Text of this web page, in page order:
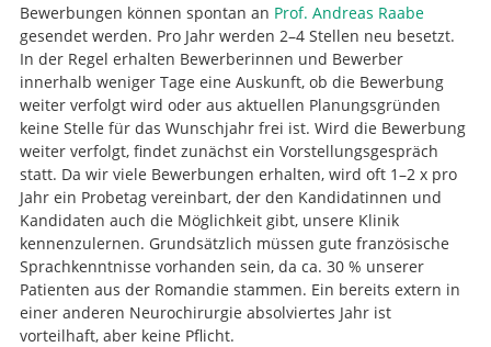
Bewerbungen können spontan an Prof. Andreas Raabe
gesendet werden. Pro Jahr werden 2–4 Stellen neu besetzt.
In der Regel erhalten Bewerberinnen und Bewerber
innerhalb weniger Tage eine Auskunft, ob die Bewerbung
weiter verfolgt wird oder aus aktuellen Planungsgründen
keine Stelle für das Wunschjahr frei ist. Wird die Bewerbung
weiter verfolgt, findet zunächst ein Vorstellungsgespräch
statt. Da wir viele Bewerbungen erhalten, wird oft 1–2 x pro
Jahr ein Probetag vereinbart, der den Kandidatinnen und
Kandidaten auch die Möglichkeit gibt, unsere Klinik
kennenzulernen. Grundsätzlich müssen gute französische
Sprachkenntnisse vorhanden sein, da ca. 30 % unserer
Patienten aus der Romandie stammen. Ein bereits extern in
einer anderen Neurochirurgie absolviertes Jahr ist
vorteilhaft, aber keine Pflicht.
Suche